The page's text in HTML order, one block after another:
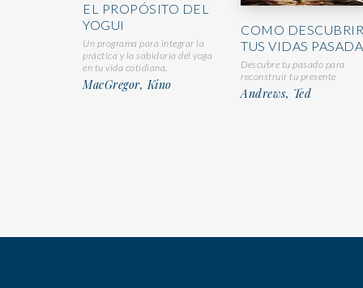
EL PROPÓSITO DEL
YOGUI
Un programa para integrar la
práctica y la sabiduría del yoga
en tu vida cotidiana.
MacGregor, Kino
COMO DESCUBRIR
TUS VIDAS
Descubre tu pasado para
reconstruir tu presente
Andrews, Ted